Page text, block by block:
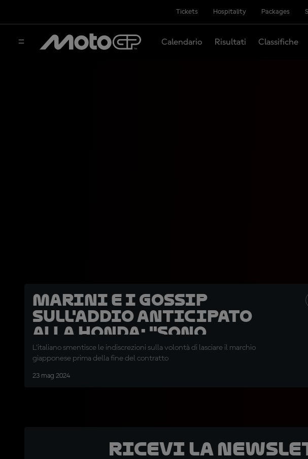
Tickets Hospitality Packages
Calendario Risultati Classifiche
Marini e i gossip
sull'addio anticipato
alla Honda: "Sono
arrabbiato"
L'italiano smentisce le indiscrezioni sulla volontà di lasciare il marchio
giapponese prima della fine del contratto
23 mag 2024
Ricevi la